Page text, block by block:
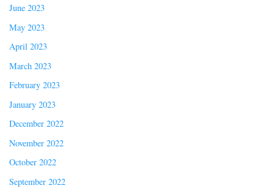
June 2023
May 2023
April 2023
March 2023
February 2023
January 2023
December 2022
November 2022
October 2022
September 2022